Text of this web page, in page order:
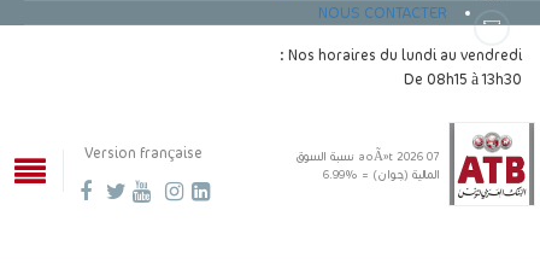
NOUS CONTACTER
Nos horaires du lundi au vendredi :
De 08h15 à 13h30
Version française 07 aoÃ»t 2026
نسبة السوق
المالية (جوان) = %6.99